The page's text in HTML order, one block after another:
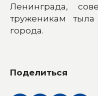
Ленинграда,
труженикам
города.
Поделиться